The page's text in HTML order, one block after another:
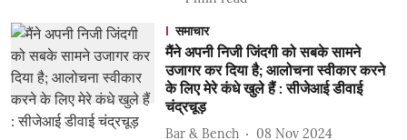
समाचार
मैंने अपनी निजी जिंदगी को सबके सामने
उजागर कर दिया है; आलोचना स्वीकार करने
के लिए मेरे कंधे खुले हैं : सीजेआई डीवाई
चंद्रचूड़
Bar & Bench
08 Nov 2024